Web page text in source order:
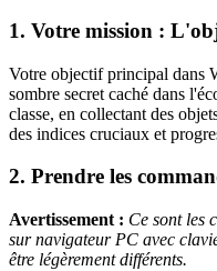
1. Votre mission :
Votre objectif principal dans
sombre secret caché dans
classe, en collectant des
des indices cruciaux et
2. Prendre les
Avertissement : Ce sont les
sur navigateur PC avec
être légèrement différents.